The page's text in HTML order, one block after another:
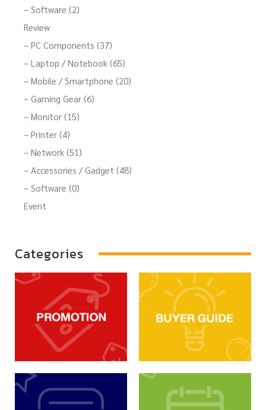
– Software (2)
Review
– PC Components (37)
– Laptop / Notebook (65)
– Mobile / Smartphone (20)
– Gaming Gear (6)
– Monitor (15)
– Printer (4)
– Network (51)
– Accessories / Gadget (48)
– Software (0)
Event
Categories